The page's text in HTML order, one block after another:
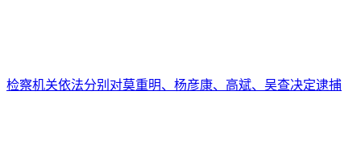
检察机关依法分别对莫重明、杨彦康、高斌、吴查决定逮捕